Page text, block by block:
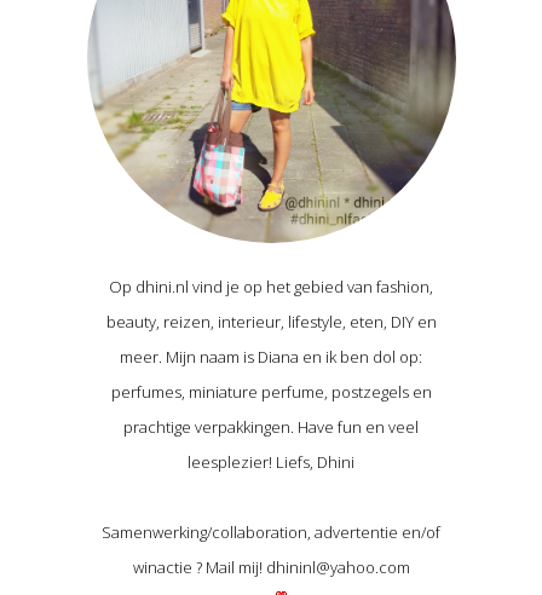
Op dhini.nl vind je op het gebied van fashion,
beauty, reizen, interieur, lifestyle, eten, DIY en
meer. Mijn naam is Diana en ik ben dol op:
perfumes, miniature perfume, postzegels en
prachtige verpakkingen. Have fun en veel
leesplezier! Liefs, Dhini
Samenwerking/collaboration, advertentie en/of
winactie ? Mail mij! dhininl@yahoo.com